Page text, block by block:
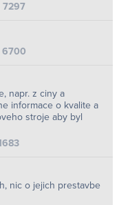
7297
6700
napr. z ciny a
informace o kvalite a
stroje aby byl
nic o jejich prestavbe